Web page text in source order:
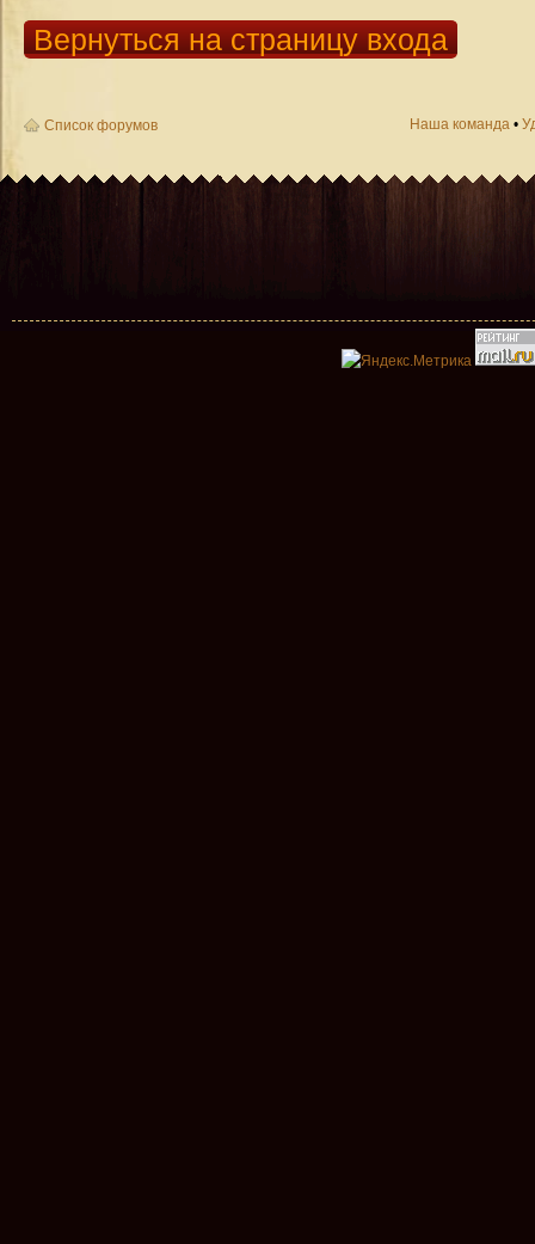
Вернуться на страницу входа
Список форумов Наша команда •